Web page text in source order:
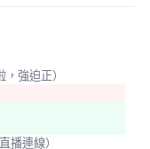
，強迫正）
播連線）